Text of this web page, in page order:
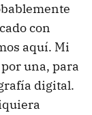
con
aquí. Mi
una, para
digital.